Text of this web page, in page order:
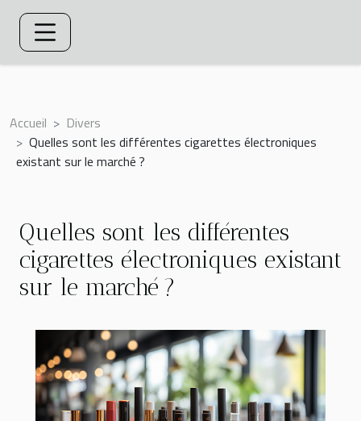
Accueil
Divers
Quelles sont les différentes cigarettes électroniques
existant sur le marché ?
Quelles sont les différentes
cigarettes électroniques existant
sur le marché ?